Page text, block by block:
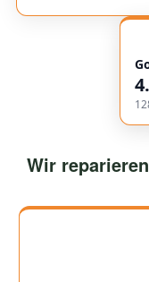
empfehlenswert! Very friendly and
communication.
service overall
Wir